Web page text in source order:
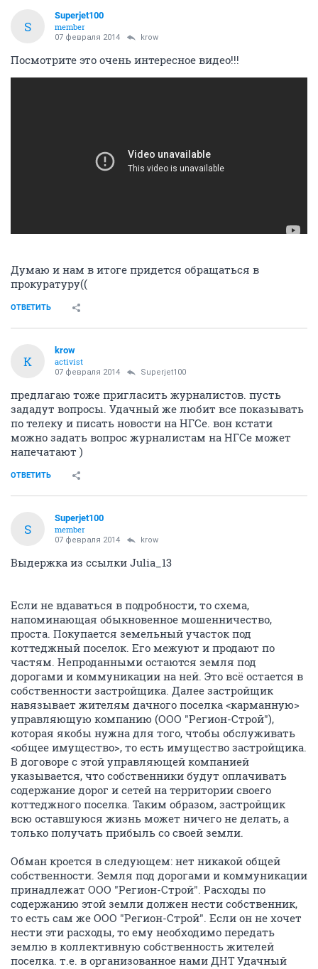
S
Superjet100
member
07 февраля 2014 krow
Посмотрите это очень интересное видео!!!
Думаю и нам в итоге придется обращаться в
прокуратуру((
ОТВЕТИТЬ
K
krow
activist
07 февраля 2014 Superjet100
предлагаю тоже пригласить журналистов. пусть
зададут вопросы. Удачный же любит все показывать
по телеку и писать новости на НГСе. вон кстати
можно задать вопрос журналистам на НГСе может
напечатают )
ОТВЕТИТЬ
S
Superjet100
member
07 февраля 2014 krow
Выдержка из ссылки Julia_13
Если не вдаваться в подробности, то схема,
напоминающая обыкновенное мошенничество,
проста. Покупается земельный участок под
коттеджный поселок. Его межуют и продают по
частям. Непроданными остаются земля под
дорогами и коммуникации на ней. Это всё остается в
собственности застройщика. Далее застройщик
навязывает жителям дачного поселка <карманную>
управляющую компанию (ООО "Регион-Строй"),
которая якобы нужна для того, чтобы обслуживать
<общее имущество>, то есть имущество застройщика.
В договоре с этой управляющей компанией
указывается, что собственники будут оплачивать
содержание дорог и сетей на территории своего
коттеджного поселка. Таким образом, застройщик
всю оставшуюся жизнь может ничего не делать, а
только получать прибыль со своей земли.
Обман кроется в следующем: нет никакой общей
собственности. Земля под дорогами и коммуникации
принадлежат ООО "Регион-Строй". Расходы по
содержанию этой земли должен нести собственник,
то есть сам же ООО "Регион-Строй". Если он не хочет
нести эти расходы, то ему необходимо передать
землю в коллективную собственность жителей
поселка. т.е. в организованное нами ДНТ Удачный